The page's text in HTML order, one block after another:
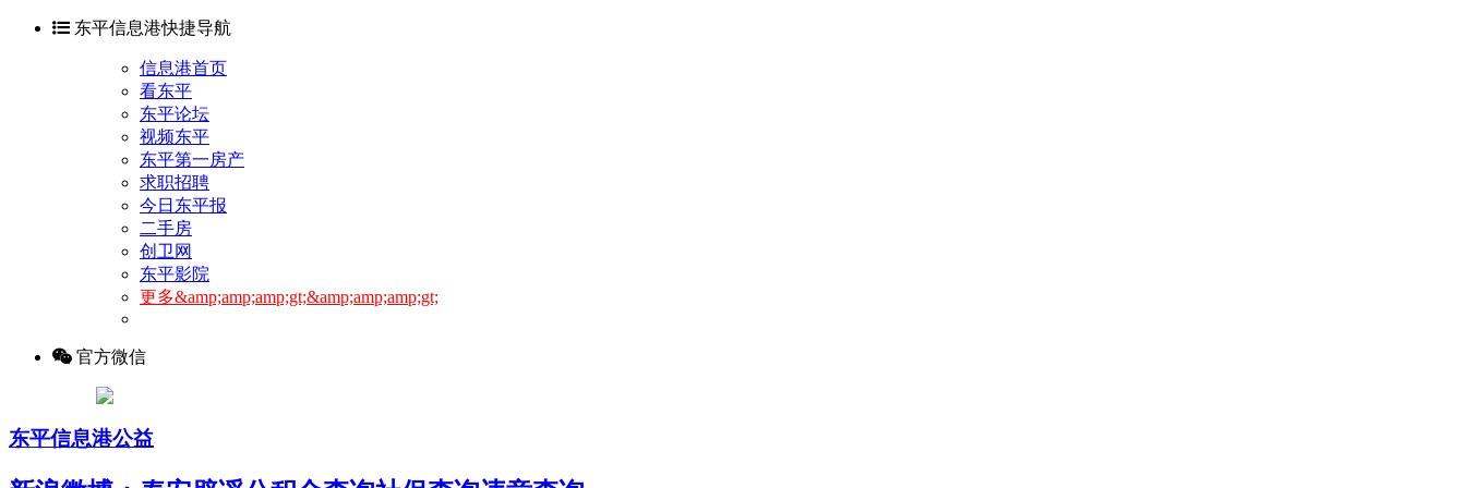
东平信息港快捷导航
信息港首页
看东平
东平论坛
视频东平
东平第一房产
求职招聘
今日东平报
二手房
创卫网
东平影院
更多&amp;amp;amp;gt;&amp;amp;amp;gt;
官方微信
东平信息港公益